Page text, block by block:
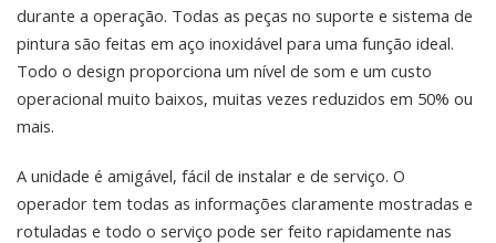
durante a operação. Todas as peças no suporte e sistema de
pintura são feitas em aço inoxidável para uma função ideal.
Todo o design proporciona um nível de som e um custo
operacional muito baixos, muitas vezes reduzidos em 50% ou
mais.
A unidade é amigável, fácil de instalar e de serviço. O
operador tem todas as informações claramente mostradas e
rotuladas e todo o serviço pode ser feito rapidamente nas